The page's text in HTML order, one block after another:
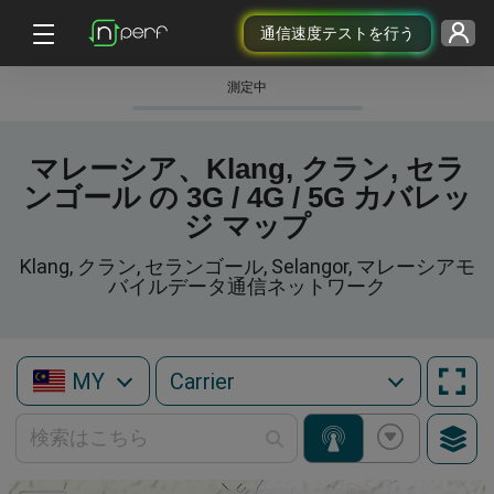
通信速度テストを行う
測定中
マレーシア、Klang, クラン, セラ
ンゴール の 3G / 4G / 5G カバレッ
ジ マップ
Klang, クラン, セランゴール, Selangor, マレーシアモ
バイルデータ通信ネットワーク
MY